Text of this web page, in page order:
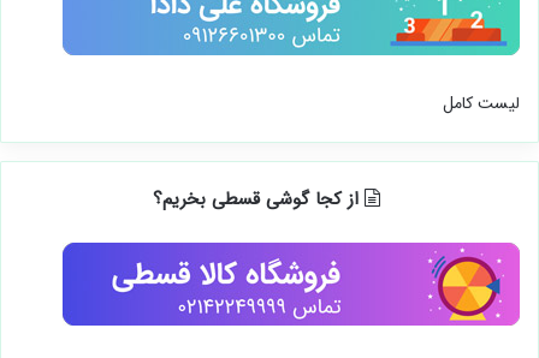
لیست کامل
از کجا گوشی قسطی بخریم؟